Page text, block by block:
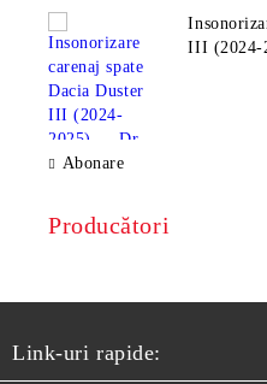
III (2024-
Abonare
Producători
Link-uri rapide: